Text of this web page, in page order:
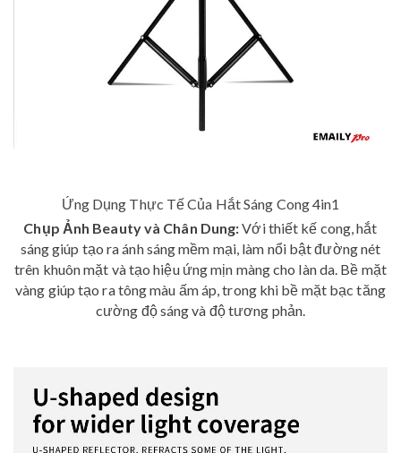
Ứng Dụng Thực Tế Của Hắt Sáng Cong 4in1
Chụp Ảnh Beauty và Chân Dung:Với thiết kế cong, hắt
sáng giúp tạo ra ánh sáng mềm mại, làm nổi bật đường nét
trên khuôn mặt và tạo hiệu ứng mịn màng cho làn da. Bề mặt
vàng giúp tạo ra tông màu ấm áp, trong khi bề mặt bạc tăng
cường độ sáng và độ tương phản.